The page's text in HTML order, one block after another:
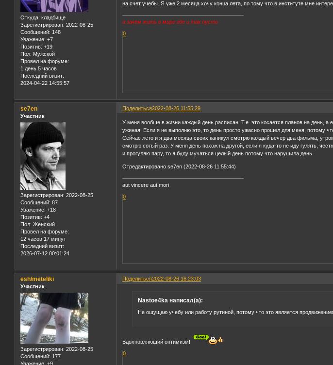
Откуда: кладбище
Зарегистрирован: 2022-08-25
Сообщений: 148
Уважение: +7
Позитив: +19
Пол: Мужской
Провел на форуме:
1 день 5 часов
Последний визит:
2024-04-22 14:55:57
на счет учебы. Я уже 2 месяца хочу конца лета, по тому что в институте мне
а зачем жить в мире где и так пусто
0
Поделиться2022-08-26 11:55:29
se7en
Участник
Зарегистрирован: 2022-08-25
Сообщений: 87
Уважение: +18
Позитив: +4
Пол: Женский
Провел на форуме:
12 часов 17 минут
Последний визит:
2026-07-12 00:01:24
У меня вообще в жизни каждый день расписан. Т.е. это косается планов на день,
ужиная. Если я не выполню это, то день просто ужасно прошел для меня, потому
Сейчас лето и я два месяца своих каникул смотрю каждый вечер два фильма,
смотрю сотый раз. У меня день похож на другой, если я куда-то не иду гулять,
и прогуляю пару, то я буду мучаться целый день потому что нарушила день
Отредактировано se7en (2022-08-26 11:55:44)
aut vincere aut mori
0
Поделиться2022-08-26 16:23:03
esh/meteliki
Участник
Зарегистрирован: 2022-08-25
Сообщений: 177
Уважение: +9
Nastoe4ka написал(а):
Не ощущаю учебу или работу рутиной, потому что это является
Вдохновляющий оптимизм!
0